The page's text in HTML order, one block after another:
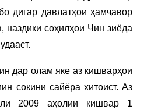
дигар давлатҳои ҳамҷавор
наздики соҳилҳои Чин зиёда
дар олам яке аз кишварҳои
сокини сайёра хитоист. Аз
2009 аҳолии кишвар 1